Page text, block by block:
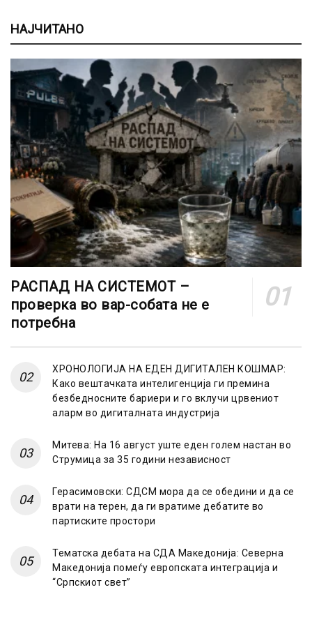
НАЈЧИТАНО
РАСПАД НА СИСТЕМОТ –
проверка во вар-собата не е
потребна
ХРОНОЛОГИЈА НА ЕДЕН ДИГИТАЛЕН КОШМАР:
Како вештачката интелигенција ги премина
безбедносните бариери и го вклучи црвениот
аларм во дигиталната индустрија
Митева: На 16 август уште еден голем настан во
Струмица за 35 години независност
Герасимовски: СДСМ мора да се обедини и да се
врати на терен, да ги вратиме дебатите во
партиските простори
Тематска дебата на СДА Македонија: Северна
Македонија помеѓу европската интеграција и
“Српскиот свет”